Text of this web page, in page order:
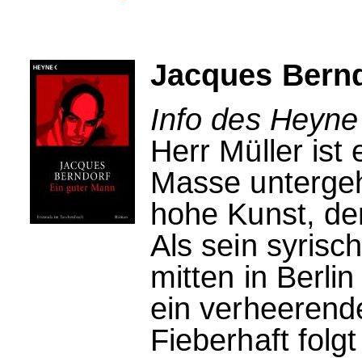
Jacques
Info des
Herr Müller ist
Masse
hohe Kunst,
Als sein
mitten in
ein
Fieberhaft